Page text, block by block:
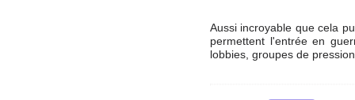
Aussi incroyable que cela
permettent l'entrée en
lobbies, groupes de